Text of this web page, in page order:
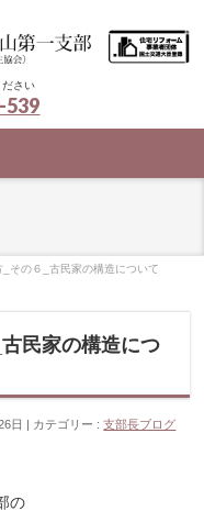
ださい
539
その６_古民家の構造について
民家の構造につ
日 カテゴリー :支部長ブログ
の